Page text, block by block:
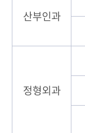
산부인과
정형외과